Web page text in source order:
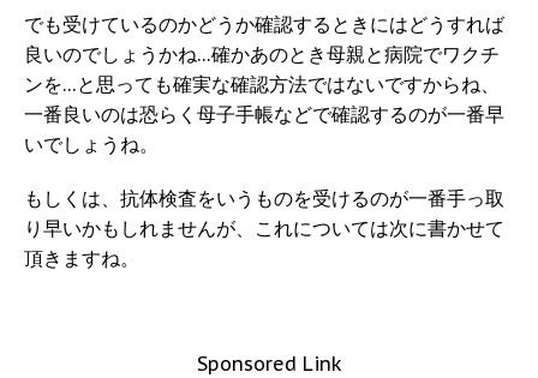
でも受けているのかどうか確認するときにはどうすれば
良いのでしょうかね…確かあのとき母親と病院でワクチ
ンを…と思っても確実な確認方法ではないですからね、
一番良いのは恐らく母子手帳などで確認するのが一番早
いでしょうね。
もしくは、抗体検査をいうものを受けるのが一番手っ取
り早いかもしれませんが、これについては次に書かせて
頂きますね。
Sponsored Link